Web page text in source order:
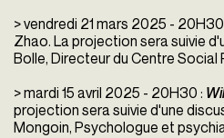
> vendredi 21 mars 2025 - 20H30
Zhao. La projection sera suivie
Bolle, Directeur du Centre
> mardi 15 avril 2025 - 20H30 :
projection sera suivie d'une
Mongoin, Psychologue et